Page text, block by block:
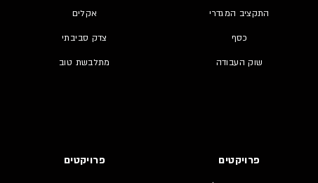
התקציב המגדרי
כסף
שוק העבודה
אקלים
צדק סביבתי
מתלבשת טוב
פרויקטים פרויקטים